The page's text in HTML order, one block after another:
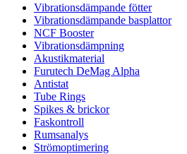
Vibrationsdämpande fötter
Vibrationsdämpande basplattor
NCF Booster
Vibrationsdämpning
Akustikmaterial
Furutech DeMag Alpha
Antistat
Tube Rings
Spikes & brickor
Faskontroll
Rumsanalys
Strömoptimering